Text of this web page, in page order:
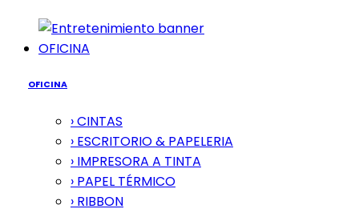
OFICINA
OFICINA
› CINTAS
› ESCRITORIO & PAPELERIA
› IMPRESORA A TINTA
› PAPEL TÉRMICO
› RIBBON